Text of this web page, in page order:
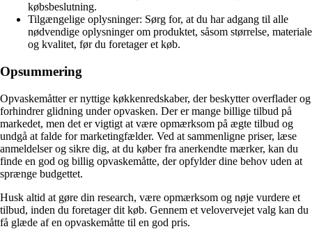
købsbeslutning.
Tilgængelige oplysninger: Sørg for, at du har adgang til alle
nødvendige oplysninger om produktet, såsom størrelse, materiale
og kvalitet, før du foretager et køb.
Opsummering
Opvaskemåtter er nyttige køkkenredskaber, der beskytter overflader og
forhindrer glidning under opvasken. Der er mange billige tilbud på
markedet, men det er vigtigt at være opmærksom på ægte tilbud og
undgå at falde for marketingfælder. Ved at sammenligne priser, læse
anmeldelser og sikre dig, at du køber fra anerkendte mærker, kan du
finde en god og billig opvaskemåtte, der opfylder dine behov uden at
sprænge budgettet.
Husk altid at gøre din research, være opmærksom og nøje vurdere et
tilbud, inden du foretager dit køb. Gennem et velovervejet valg kan du
få glæde af en opvaskemåtte til en god pris.